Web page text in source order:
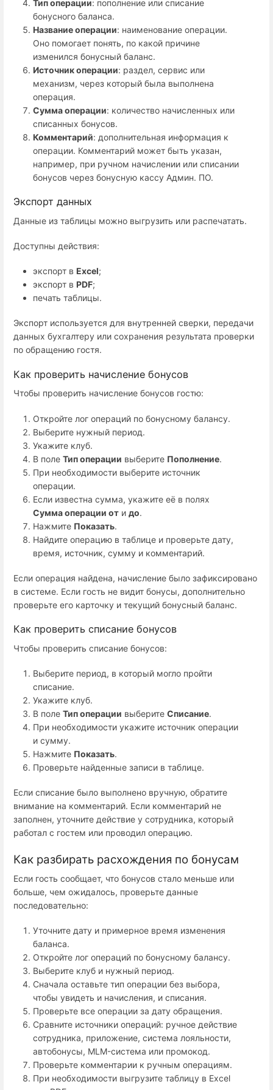
Тип операции: пополнение или списание
бонусного баланса.
Название операции: наименование операции.
Оно помогает понять, по какой причине
изменился бонусный баланс.
Источник операции: раздел, сервис или
механизм, через который была выполнена
операция.
Сумма операции: количество начисленных или
списанных бонусов.
Комментарий: дополнительная информация к
операции. Комментарий может быть указан,
например, при ручном начислении или списании
бонусов через бонусную кассу Админ. ПО.
Экспорт данных
Данные из таблицы можно выгрузить или распечатать.
Доступны действия:
экспорт в Excel;
экспорт в PDF;
печать таблицы.
Экспорт используется для внутренней сверки, передачи
данных бухгалтеру или сохранения результата проверки
по обращению гостя.
Как проверить начисление бонусов
Чтобы проверить начисление бонусов гостю:
Откройте лог операций по бонусному балансу.
Выберите нужный период.
Укажите клуб.
В поле Тип операции выберите Пополнение.
При необходимости выберите источник
операции.
Если известна сумма, укажите её в полях
Сумма операции от и до.
Нажмите Показать.
Найдите операцию в таблице и проверьте дату,
время, источник, сумму и комментарий.
Если операция найдена, начисление было зафиксировано
в системе. Если гость не видит бонусы, дополнительно
проверьте его карточку и текущий бонусный баланс.
Как проверить списание бонусов
Чтобы проверить списание бонусов:
Выберите период, в который могло пройти
списание.
Укажите клуб.
В поле Тип операции выберите Списание.
При необходимости укажите источник операции
и сумму.
Нажмите Показать.
Проверьте найденные записи в таблице.
Если списание было выполнено вручную, обратите
внимание на комментарий. Если комментарий не
заполнен, уточните действие у сотрудника, который
работал с гостем или проводил операцию.
Как разбирать расхождения по бонусам
Если гость сообщает, что бонусов стало меньше или
больше, чем ожидалось, проверьте данные
последовательно:
Уточните дату и примерное время изменения
баланса.
Откройте лог операций по бонусному балансу.
Выберите клуб и нужный период.
Сначала оставьте тип операции без выбора,
чтобы увидеть и начисления, и списания.
Проверьте все операции за дату обращения.
Сравните источники операций: ручное действие
сотрудника, приложение, система лояльности,
автобонусы, MLM-система или промокод.
Проверьте комментарии к ручным операциям.
При необходимости выгрузите таблицу в Excel